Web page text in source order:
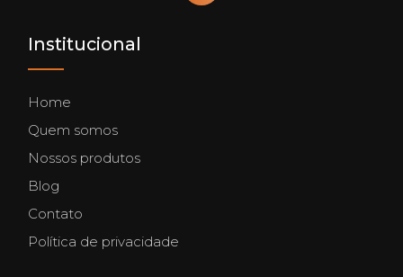
Institucional
Home
Quem somos
Nossos produtos
Blog
Contato
Política de privacidade